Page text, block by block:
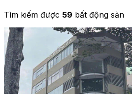
Tìm kiếm được 59 bất động sản